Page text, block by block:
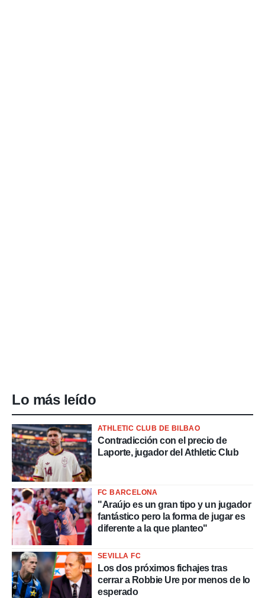
Lo más leído
ATHLETIC CLUB DE BILBAO
Contradicción con el precio de
Laporte, jugador del Athletic Club
FC BARCELONA
"Araújo es un gran tipo y un jugador
fantástico pero la forma de jugar es
diferente a la que planteo"
SEVILLA FC
Los dos próximos fichajes tras
cerrar a Robbie Ure por menos de lo
esperado